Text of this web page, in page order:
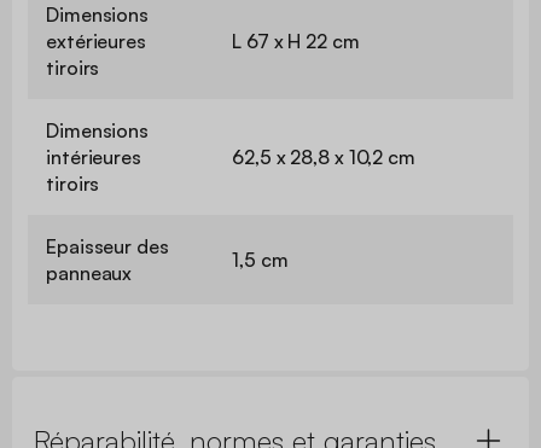
Dimensions
extérieures
tiroirs
L 67 x H 22 cm
Dimensions
intérieures
tiroirs
62,5 x 28,8 x 10,2 cm
Epaisseur des
panneaux
1,5 cm
Réparabilité, normes et garanties